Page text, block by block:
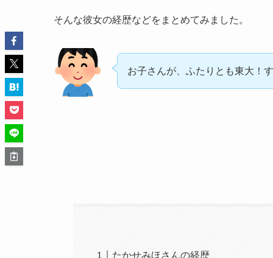
そんな彼女の経歴などをまとめてみました。
お子さんが、ふたりとも東大！
たかせみほさんの経歴